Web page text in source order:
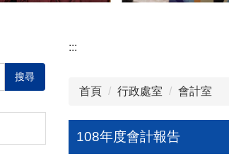
搜尋
:::
首頁 行政處室 會計室
108年度會計報告